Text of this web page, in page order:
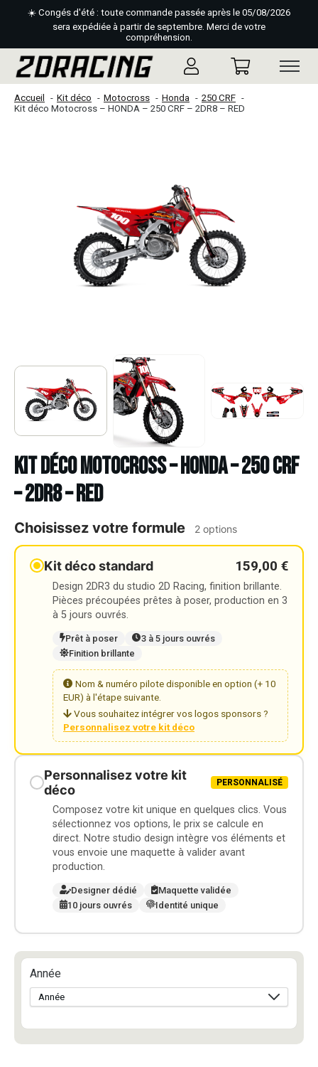
☀️ Congés d'été : toute commande passée après le 05/08/2026
sera expédiée à partir de septembre. Merci de votre
compréhension.
Accueil Kit déco Motocross Honda
250 CRF
Kit déco Motocross – HONDA – 250 CRF – 2DR8 – RED
Kit déco Motocross – HONDA – 250 CRF
– 2DR8 – RED
Choisissez votre formule 2 options
Kit déco standard 159,00 €
Design 2DR3 du studio 2D Racing, finition brillante.
Pièces précoupées prêtes à poser, production en 3
à 5 jours ouvrés.
Prêt à poser
3 à 5 jours ouvrés
Finition brillante
Nom & numéro pilote disponible en option (+ 10
EUR) à l'étape suivante.
Vous souhaitez intégrer vos logos sponsors ?
Personnalisez votre kit déco
Personnalisez votre kit
déco
PERSONNALISÉ
Composez votre kit unique en quelques clics. Vous
sélectionnez vos options, le prix se calcule en
direct. Notre studio design intègre vos éléments et
vous envoie une maquette à valider avant
production.
Designer dédié
Maquette validée
10 jours ouvrés
Identité unique
Année